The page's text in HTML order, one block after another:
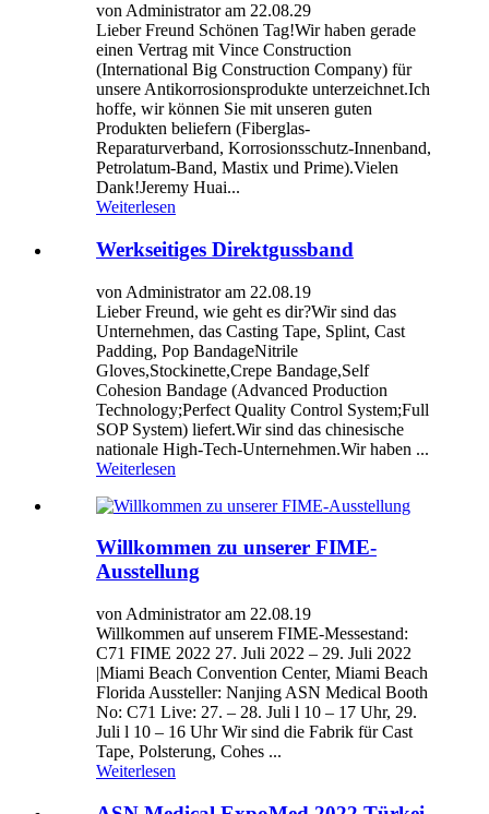
von Administrator am 22.08.29
Lieber Freund Schönen Tag!Wir haben gerade
einen Vertrag mit Vince Construction
(International Big Construction Company) für
unsere Antikorrosionsprodukte unterzeichnet.Ich
hoffe, wir können Sie mit unseren guten
Produkten beliefern (Fiberglas-
Reparaturverband, Korrosionsschutz-Innenband,
Petrolatum-Band, Mastix und Prime).Vielen
Dank!Jeremy Huai...
Weiterlesen
Werkseitiges Direktgussband
von Administrator am 22.08.19
Lieber Freund, wie geht es dir?Wir sind das
Unternehmen, das Casting Tape, Splint, Cast
Padding, Pop BandageNitrile
Gloves,Stockinette,Crepe Bandage,Self
Cohesion Bandage (Advanced Production
Technology;Perfect Quality Control System;Full
SOP System) liefert.Wir sind das chinesische
nationale High-Tech-Unternehmen.Wir haben ...
Weiterlesen
Willkommen zu unserer FIME-
Ausstellung
von Administrator am 22.08.19
Willkommen auf unserem FIME-Messestand:
C71 FIME 2022 27. Juli 2022 – 29. Juli 2022
|Miami Beach Convention Center, Miami Beach
Florida Aussteller: Nanjing ASN Medical Booth
No: C71 Live: 27. – 28. Juli l 10 – 17 Uhr, 29.
Juli l 10 – 16 Uhr Wir sind die Fabrik für Cast
Tape, Polsterung, Cohes ...
Weiterlesen